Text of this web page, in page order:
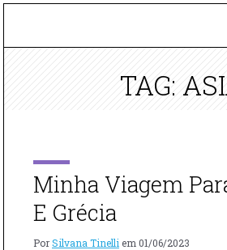
TAG:
Minha Viagem
E Grécia
PorSilvana Tinelli em 01/06/2023